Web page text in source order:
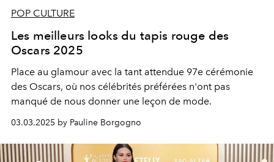
POP CULTURE
Les meilleurs looks du tapis rouge des
Oscars 2025
Place au glamour avec la tant attendue 97e cérémonie
des Oscars, où nos célébrités préférées n'ont pas
manqué de nous donner une leçon de mode.
03.03.2025 by Pauline Borgogno